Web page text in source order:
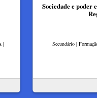
|
Sociedade e poder
Secundário |